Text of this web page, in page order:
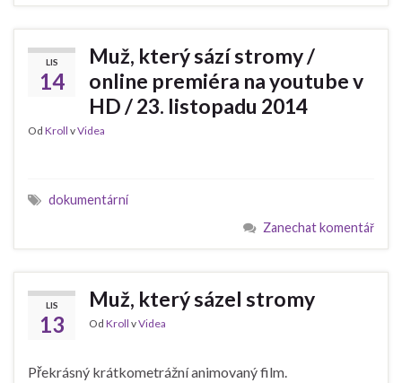
LIS
14
Muž, který sází stromy /
online premiéra na youtube v
HD / 23. listopadu 2014
Od Kroll vVidea
dokumentární
Zanechat komentář
LIS
13
Muž, který sázel stromy
Od Kroll vVidea
Překrásný krátkometrážní animovaný film.